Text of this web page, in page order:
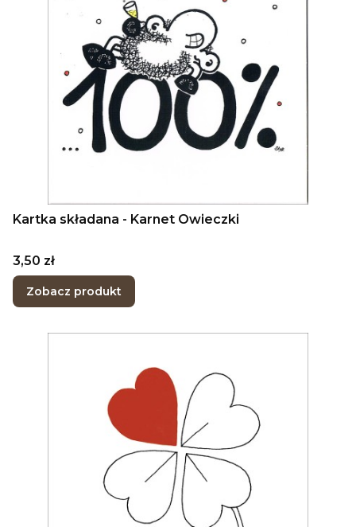
Kartka składana - Karnet Owieczki
Cena
3,50 zł
Zobacz produkt